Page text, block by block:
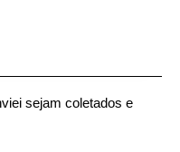
sejam coletados e